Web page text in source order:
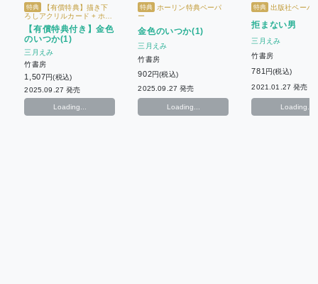
特典
【有償特典】描き下
ろしアクリルカード + ホー
リン特典ペーパー
【有償特典付き】金色
のいつか(1)
三月えみ
竹書房
1,507円(税込)
2025.09.27 発売
Loading...
特典 ホーリン特典ペーパ
ー
金色のいつか(1)
三月えみ
竹書房
902円(税込)
2025.09.27 発売
Loading...
特典 出版社ペーパ
拒まない男
三月えみ
竹書房
781 円(税込)
2021.01.27 発売
Loading...